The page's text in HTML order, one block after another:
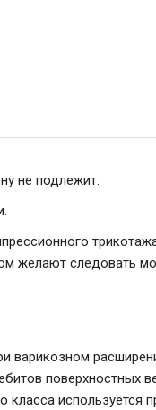
не подлежит.
желают следовать
поверхностных
класса